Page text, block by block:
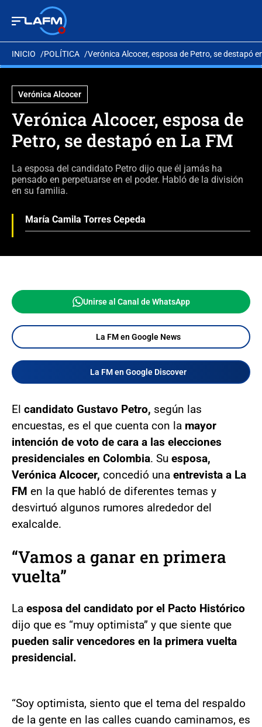
INICIO POLÍTICA Verónica Alcocer, esposa de Petro, se destapó
Verónica Alcocer
Verónica Alcocer, esposa de
Petro, se destapó en La FM
La esposa del candidato Petro dijo que él jamás ha
pensado en perpetuarse en el poder. Habló de la división
en su familia.
María Camila Torres Cepeda
Unirse al Canal de WhatsApp
La FM en Google News
La FM en Google Discover
El candidato Gustavo Petro, según las
encuestas, es el que cuenta con la mayor
intención de voto de cara a las elecciones
presidenciales en Colombia. Su esposa,
Verónica Alcocer, concedió una entrevista a La
FM en la que habló de diferentes temas y
desvirtuó algunos rumores alrededor del
exalcalde.
“Vamos a ganar en primera
vuelta”
La esposa del candidato por el Pacto Histórico
dijo que es “muy optimista” y que siente que
pueden salir vencedores en la primera vuelta
presidencial.
“Soy optimista, siento que el tema del respaldo
de la gente en las calles cuando caminamos, es